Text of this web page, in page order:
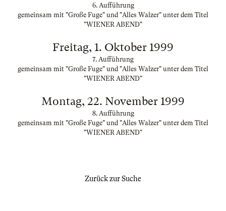
6. Aufführung
gemeinsam mit "Große Fuge" und "Alles Walzer" unter dem Titel
"WIENER ABEND"
Freitag, 1. Oktober 1999
7. Aufführung
gemeinsam mit "Große Fuge" und "Alles Walzer" unter dem Titel
"WIENER ABEND"
Montag, 22. November 1999
8. Aufführung
gemeinsam mit "Große Fuge" und "Alles Walzer" unter dem Titel
"WIENER ABEND"
Zurück zur Suche